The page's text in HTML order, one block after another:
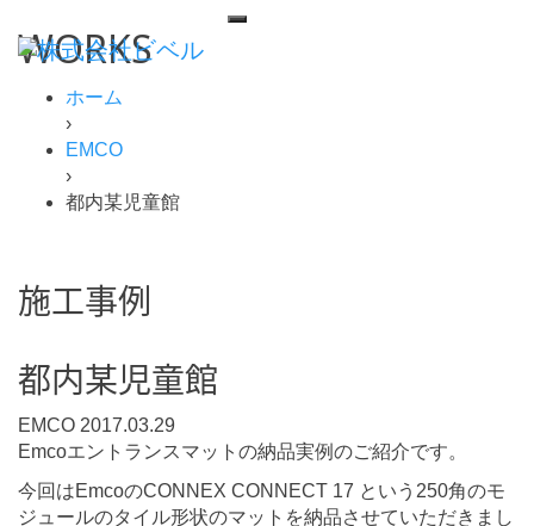
WORKS
ホーム
›
EMCO
›
都内某児童館
施工事例
都内某児童館
EMCO 2017.03.29
Emcoエントランスマットの納品実例のご紹介です。
今回はEmcoのCONNEX CONNECT 17 という250角のモ
ジュールのタイル形状のマットを納品させていただきまし